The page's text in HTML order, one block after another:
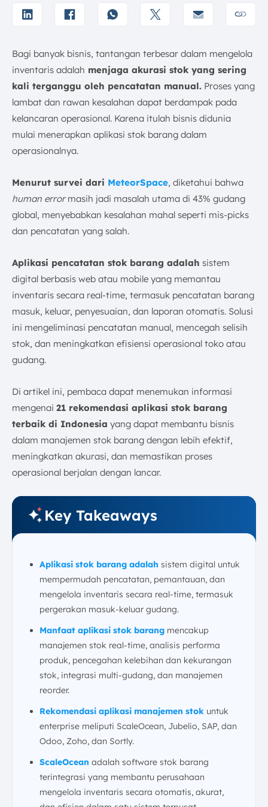
14. Software Stok Barang Bridgenr
15. Program Stok Barang Cin7
17. Software Simple Stock Manager
18. Aplikasi Stock Controller
19. Software Myne Sales & Inventory Manager
Kesimpulan
Bagi banyak bisnis, tantangan terbesar dalam mengelola
inventaris adalah menjaga akurasi stok yang sering
kali terganggu oleh pencatatan manual. Proses yang
lambat dan rawan kesalahan dapat berdampak pada
kelancaran operasional. Karena itulah bisnis didunia
mulai menerapkan aplikasi stok barang dalam
operasionalnya.
Menurut survei dari MeteorSpace, diketahui bahwa
human errormasih jadi masalah utama di 43% gudang
global, menyebabkan kesalahan mahal seperti mis-picks
dan pencatatan yang salah.
Aplikasi pencatatan stok barang adalah sistem
digital berbasis web atau mobile yang memantau
inventaris secara real-time, termasuk pencatatan barang
masuk, keluar, penyesuaian, dan laporan otomatis. Solusi
ini mengeliminasi pencatatan manual, mencegah selisih
stok, dan meningkatkan efisiensi operasional toko atau
gudang.
Di artikel ini, pembaca dapat menemukan informasi
mengenai 21 rekomendasi aplikasi stok barang
terbaik di Indonesia yang dapat membantu bisnis
dalam manajemen stok barang dengan lebih efektif,
meningkatkan akurasi, dan memastikan proses
operasional berjalan dengan lancar.
Key Takeaways
Aplikasi stok barang adalah sistem digital untuk
mempermudah pencatatan, pemantauan, dan
mengelola inventaris secara real-time, termasuk
pergerakan masuk-keluar gudang.
Manfaat aplikasi stok barang mencakup
manajemen stok real-time, analisis performa
produk, pencegahan kelebihan dan kekurangan
stok, integrasi multi-gudang, dan manajemen
reorder.
Rekomendasi aplikasi manajemen stok untuk
enterprise meliputi ScaleOcean, Jubelio, SAP, dan
Odoo, Zoho, dan Sortly.
ScaleOcean adalah software stok barang
terintegrasi yang membantu perusahaan
mengelola inventaris secara otomatis, akurat,